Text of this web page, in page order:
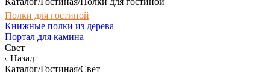
Полки для гостиной
Книжные полки из дерева
Портал для камина
Свет
Назад
Каталог/Гостиная/Свет